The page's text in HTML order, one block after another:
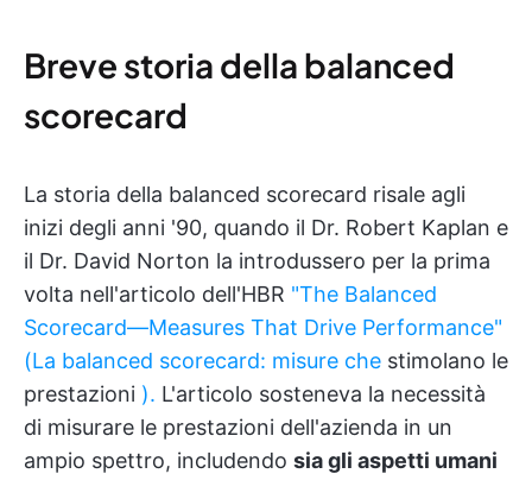
Breve storia della balanced
scorecard
La storia della balanced scorecard risale agli
inizi degli anni '90, quando il Dr. Robert Kaplan e
il Dr. David Norton la introdussero per la prima
volta nell'articolo dell'HBR "The Balanced
Scorecard—Measures That Drive Performance"
(La balanced scorecard: misure che stimolano le
prestazioni ). L'articolo sosteneva la necessità
di misurare le prestazioni dell'azienda in un
ampio spettro, includendo sia gli aspetti umani